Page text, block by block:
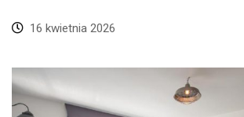
16 kwietnia 2026